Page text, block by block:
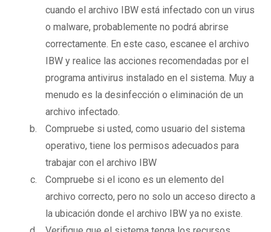
cuando el archivo IBW está infectado con un virus
o malware, probablemente no podrá abrirse
correctamente. En este caso, escanee el archivo
IBW y realice las acciones recomendadas por el
programa antivirus instalado en el sistema. Muy a
menudo es la desinfección o eliminación de un
archivo infectado.
Compruebe si usted, como usuario del sistema
operativo, tiene los permisos adecuados para
trabajar con el archivo IBW
Compruebe si el icono es un elemento del
archivo correcto, pero no solo un acceso directo a
la ubicación donde el archivo IBW ya no existe.